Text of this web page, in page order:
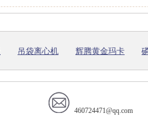
吊袋离心机 辉腾黄金玛卡
460724471@qq.com